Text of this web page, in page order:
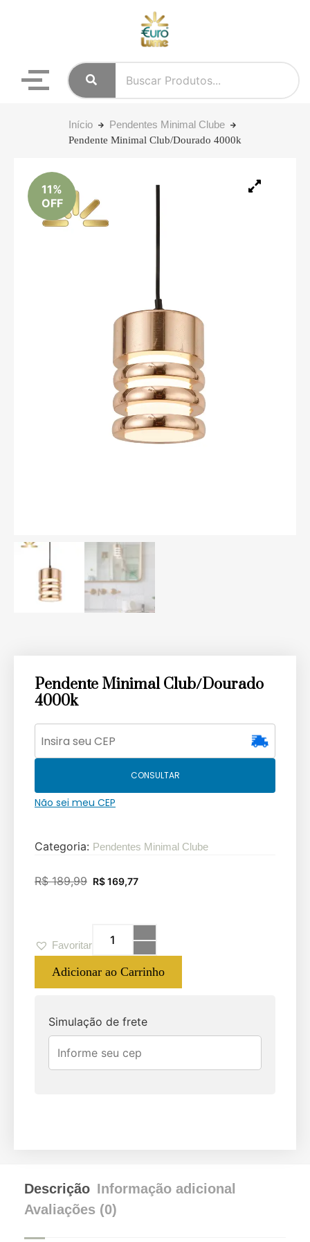
Início Pendentes Minimal Clube
Pendente Minimal Club/Dourado 4000k
11%
OFF
Pendente Minimal Club/Dourado
4000k
CONSULTAR
Não sei meu CEP
Categoria: Pendentes Minimal Clube
R$189,99 R$169,77
Adicionar ao Carrinho
Favoritar
Simulação de frete
Descrição Informação adicional
Avaliações (0)